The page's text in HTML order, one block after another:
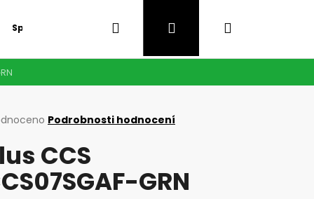
Speciální nabídka Hledat PřihlášeníNákupní
košík
Podrobnosti hodnocení
CCS
GRN